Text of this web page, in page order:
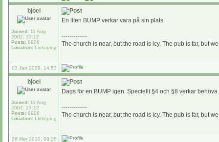
bjoel
Joined: 11 Aug
2002, 23:12
Posts: 8908
Location: Linköping
En liten BUMP verkar vara på sin plats.
-------------
The church is near, but the road is icy. The pub is far, but
03 Jan 2009, 14:53
bjoel
Joined: 11 Aug
2002, 23:12
Posts: 8908
Location: Linköping
Dags för en BUMP igen. Speciellt §4 och §8 verkar
-------------
The church is near, but the road is icy. The pub is far, but
26 Mar 2010, 09:38